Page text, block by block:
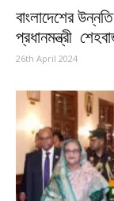
বাংলাদেশের
প্রধানমন্ত্রী
26th April 2024